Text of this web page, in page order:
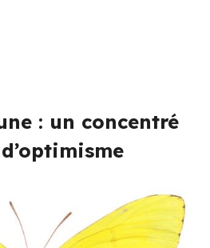
: un concentré